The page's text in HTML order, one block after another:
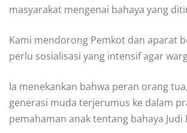
masyarakat mengenai bahaya yang
Kami mendorong Pemkot dan aparat
perlu sosialisasi yang intensif agar
Ia menekankan bahwa peran orang
generasi muda terjerumus ke dalam
pemahaman anak tentang bahaya Judi